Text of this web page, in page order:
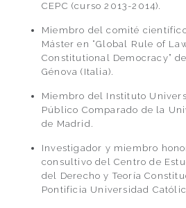
CEPC (curso 2013-2014).
Miembro del comité
Máster en “Global Rule of
Constitutional Democracy”
Génova (Italia).
Miembro del Instituto
Público Comparado de la
de Madrid.
Investigador y miembro
consultivo del Centro de
del Derecho y Teoría
Pontificia Universidad